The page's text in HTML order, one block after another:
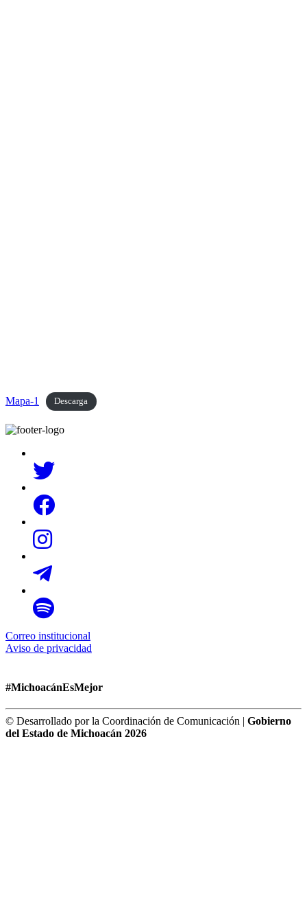
Mapa-1 Descarga
Correo institucional
Aviso de privacidad
#MichoacánEsMejor
© Desarrollado por la Coordinación de Comunicación | Gobierno
del Estado de Michoacán 2026